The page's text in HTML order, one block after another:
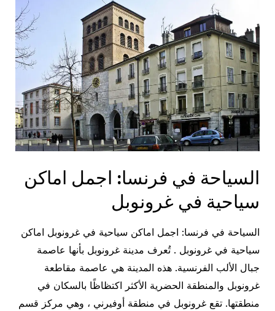
سياحية
في
شامونيه
السياحة في فرنسا: اجمل اماكن
سياحية في غرونوبل
السياحة في فرنسا: اجمل اماكن سياحية في غرونوبل اماكن
سياحية في غرونوبل . تُعرف مدينة غرونوبل بأنها عاصمة
جبال الألب الفرنسية. هذه المدينة هي عاصمة مقاطعة
غرونوبل والمنطقة الحضرية الأكثر اكتظاظًا بالسكان في
منطقتها. تقع غرونوبل في منطقة أوفيرني ، وهي مركز قسم